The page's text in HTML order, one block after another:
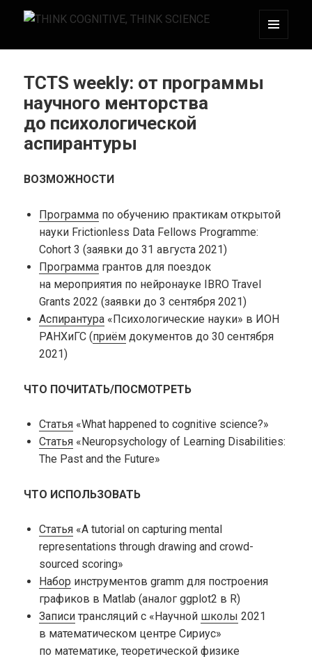
THINK COGNITIVE, THINK SCIENCE
TCTS weekly: от программы
научного менторства
до психологической
аспирантуры
ВОЗМОЖНОСТИ
Программапо обучению практикам открытой
науки Frictionless Data Fellows Programme:
Cohort 3 (заявки до 31 августа 2021)
Программагрантов для поездок
на мероприятия по нейронауке IBRO Travel
Grants 2022 (заявки до 3 сентября 2021)
Аспирантура«Психологические науки» в ИОН
РАНХиГС (приёмдокументов до 30 сентября
2021)
ЧТО ПОЧИТАТЬ/ПОСМОТРЕТЬ
Статья«What happened to cognitive science?»
Статья«Neuropsychology of Learning Disabilities:
The Past and the Future»
ЧТО ИСПОЛЬЗОВАТЬ
Статья«A tutorial on capturing mental
representations through drawing and crowd-
sourced scoring»
Набор инструментов gramm для построения
графиков в Matlab (аналог ggplot2 в R)
Записитрансляций с «Научной школы 2021
в математическом центре Сириус»
по математике, теоретической физике